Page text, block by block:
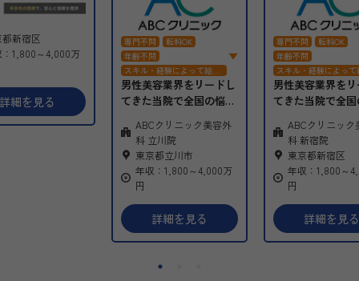
新宿区
：1,800～4,000万
詳細を見る
専門不問
転科OK
年齢不問
スキル・経験によって給与
交渉
高額求人
オンコール無し
定時勤務
研修制度充実
民間病院
グループ病院
男性美容業界をリードし
てきた当院で全国の悩め
ら、
医師としてさらにステッ
プアップしませんか？
ABCクリニック美容外
科 立川院
東京都立川市
年収：1,800～4,000万
円
詳細を見る
専門不問
転科OK
年齢不問
スキル・経験によって
交渉
高額求人
オンコー
定時勤務
研修制度
民間病院
グループ
男性美容業界を
てきた当院で全
ら、
医師としてさら
プアップしませ
ABCクリニック
科 新宿院
東京都新宿区
年収：1,800～
円
詳細を見る